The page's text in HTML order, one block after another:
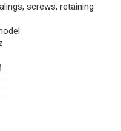
screws, retaining